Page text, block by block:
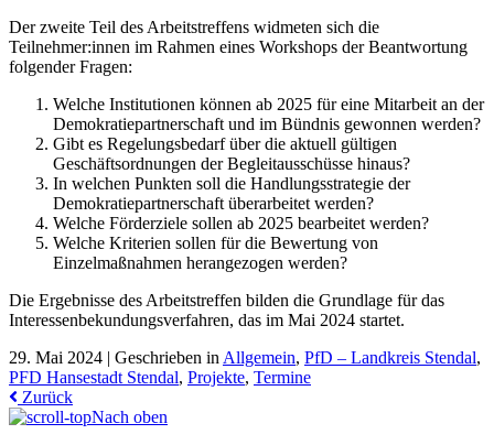
Der zweite Teil des Arbeitstreffens widmeten sich die
Teilnehmer:innen im Rahmen eines Workshops der Beantwortung
folgender Fragen:
Welche Institutionen können ab 2025 für eine Mitarbeit an der
Demokratiepartnerschaft und im Bündnis gewonnen werden?
Gibt es Regelungsbedarf über die aktuell gültigen
Geschäftsordnungen der Begleitausschüsse hinaus?
In welchen Punkten soll die Handlungsstrategie der
Demokratiepartnerschaft überarbeitet werden?
Welche Förderziele sollen ab 2025 bearbeitet werden?
Welche Kriterien sollen für die Bewertung von
Einzelmaßnahmen herangezogen werden?
Die Ergebnisse des Arbeitstreffen bilden die Grundlage für das
Interessenbekundungsverfahren, das im Mai 2024 startet.
29. Mai 2024 | Geschrieben in Allgemein, PfD – Landkreis Stendal,
PFD Hansestadt Stendal, Projekte, Termine
Zurück
Nach oben